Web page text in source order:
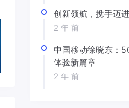
创新领航，携手迈
2 年 前
中国移动徐晓东：
体验新篇章
2 年 前